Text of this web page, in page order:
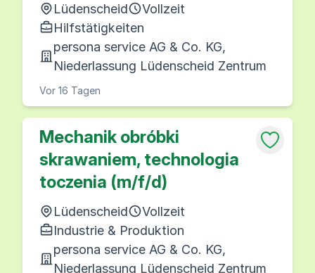
Lüdenscheid
Vollzeit
Hilfstätigkeiten
persona service AG & Co. KG,
Niederlassung Lüdenscheid Zentrum
Vor 16 Tagen
Mechanik obróbki
skrawaniem, technologia
toczenia (m/f/d)
Lüdenscheid
Vollzeit
Industrie & Produktion
persona service AG & Co. KG,
Niederlassung Lüdenscheid Zentrum